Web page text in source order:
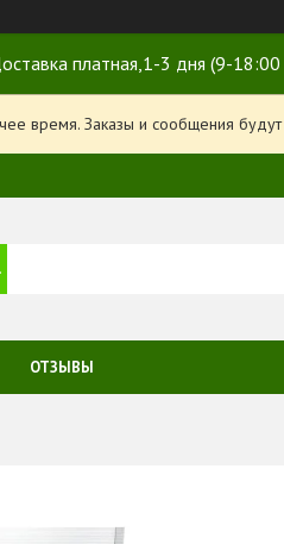
платная,1-3 дня (9-
время. Заказы и сообщения
ОТЗЫВЫ